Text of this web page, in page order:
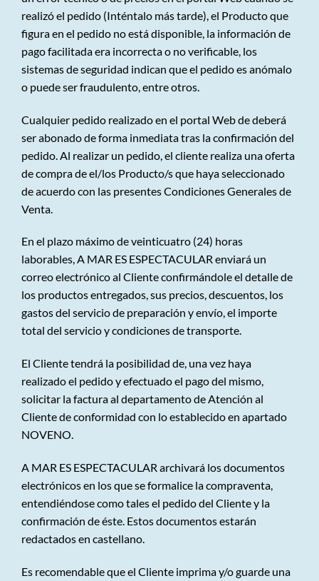
realizó el pedido (Inténtalo más tarde), el Producto que
figura en el pedido no está disponible, la información de
pago facilitada era incorrecta o no verificable, los
sistemas de seguridad indican que el pedido es anómalo
o puede ser fraudulento, entre otros.
Cualquier pedido realizado en el portal Web de deberá
ser abonado de forma inmediata tras la confirmación del
pedido. Al realizar un pedido, el cliente realiza una oferta
de compra de el/los Producto/s que haya seleccionado
de acuerdo con las presentes Condiciones Generales de
Venta.
En el plazo máximo de veinticuatro (24) horas
laborables, A MAR ES ESPECTACULAR enviará un
correo electrónico al Cliente confirmándole el detalle de
los productos entregados, sus precios, descuentos, los
gastos del servicio de preparación y envío, el importe
total del servicio y condiciones de transporte.
El Cliente tendrá la posibilidad de, una vez haya
realizado el pedido y efectuado el pago del mismo,
solicitar la factura al departamento de Atención al
Cliente de conformidad con lo establecido en apartado
NOVENO.
A MAR ES ESPECTACULAR archivará los documentos
electrónicos en los que se formalice la compraventa,
entendiéndose como tales el pedido del Cliente y la
confirmación de éste. Estos documentos estarán
redactados en castellano.
Es recomendable que el Cliente imprima y/o guarde una